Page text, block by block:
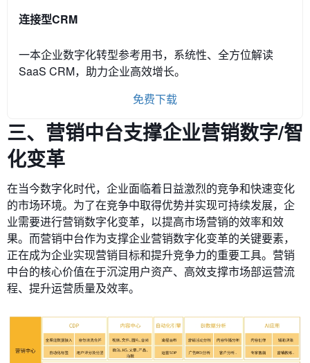
连接型CRM
一本企业数字化转型参考用书，系统性、全方位解读
SaaS CRM，助力企业高效增长。
免费下载
三、 营销中台支撑企业营销数字/智
化变革
在当今数字化时代，企业面临着日益激烈的竞争和快速变化
的市场环境。为了在竞争中取得优势并实现可持续发展，企
业需要进行营销数字化变革，以提高市场营销的效率和效
果。而营销中台作为支撑企业营销数字化变革的关键要素，
正在成为企业实现营销目标和提升竞争力的重要工具。营销
中台的核心价值在于沉淀用户资产、高效支撑市场部运营流
程、提升运营质量及效率。